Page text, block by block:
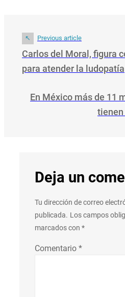
Previous article
Carlos del Moral, figura
para atender la ludopatía
En México más de 11
Deja un
Tu dirección de correo
publicada. Los campos
marcados con *
Comentario *